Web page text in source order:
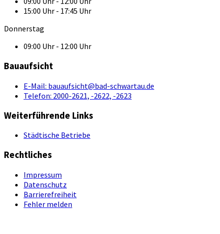
15:00 Uhr - 17:45 Uhr
Donnerstag
09:00 Uhr - 12:00 Uhr
Bauaufsicht
E-Mail: bauaufsicht@bad-schwartau.de
Telefon: 2000-2621, -2622, -2623
Weiterführende Links
Städtische Betriebe
Rechtliches
Impressum
Datenschutz
Barrierefreiheit
Fehler melden